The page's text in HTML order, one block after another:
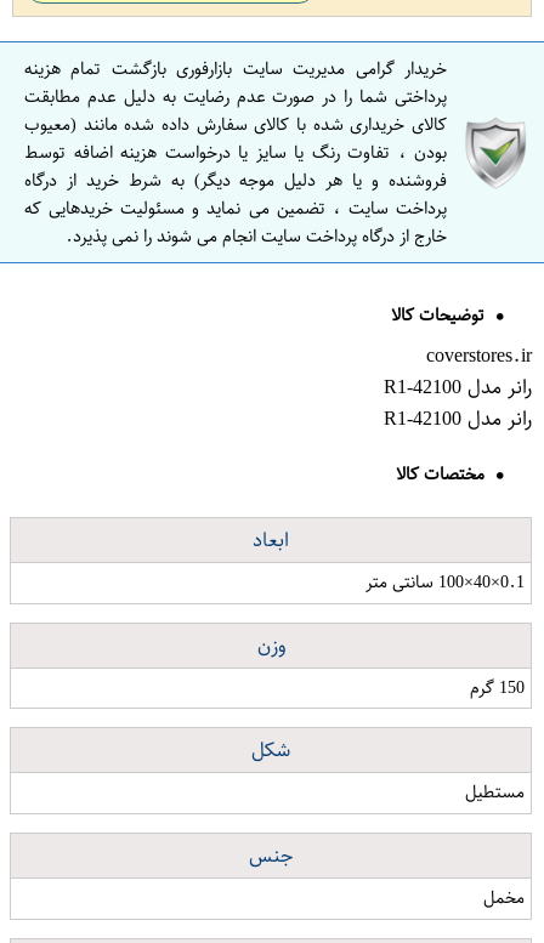
خریدار گرامی مدیریت سایت بازارفوری بازگشت تمام هزینه
پرداختی شما را در صورت عدم رضایت به دلیل عدم مطابقت
کالای خریداری شده با کالای سفارش داده شده مانند (معیوب
بودن ، تفاوت رنگ یا سایز یا درخواست هزینه اضافه توسط
فروشنده و یا هر دلیل موجه دیگر) به شرط خرید از درگاه
پرداخت سایت ، تضمین می نماید و مسئولیت خریدهایی که
خارج از درگاه پرداخت سایت انجام می شوند را نمی پذیرد.
توضیحات کالا
coverstores.ir
رانر مدل R1-42100
رانر مدل R1-42100
مختصات کالا
ابعاد
0.1×40×100 سانتی متر
وزن
150 گرم
شکل
مستطیل
جنس
مخمل